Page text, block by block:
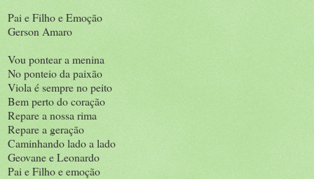
Pai e Filho e Emoção
Gerson Amaro
Vou pontear a menina
No ponteio da paixão
Viola é sempre no peito
Bem perto do coração
Repare a nossa rima
Repare a geração
Caminhando lado a lado
Geovane e Leonardo
Pai e Filho e emoção